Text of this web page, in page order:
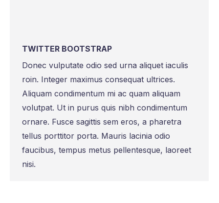
TWITTER BOOTSTRAP
Donec vulputate odio sed urna aliquet iaculis
roin. Integer maximus consequat ultrices.
Aliquam condimentum mi ac quam aliquam
volutpat. Ut in purus quis nibh condimentum
ornare. Fusce sagittis sem eros, a pharetra
tellus porttitor porta. Mauris lacinia odio
faucibus, tempus metus pellentesque, laoreet
nisi.